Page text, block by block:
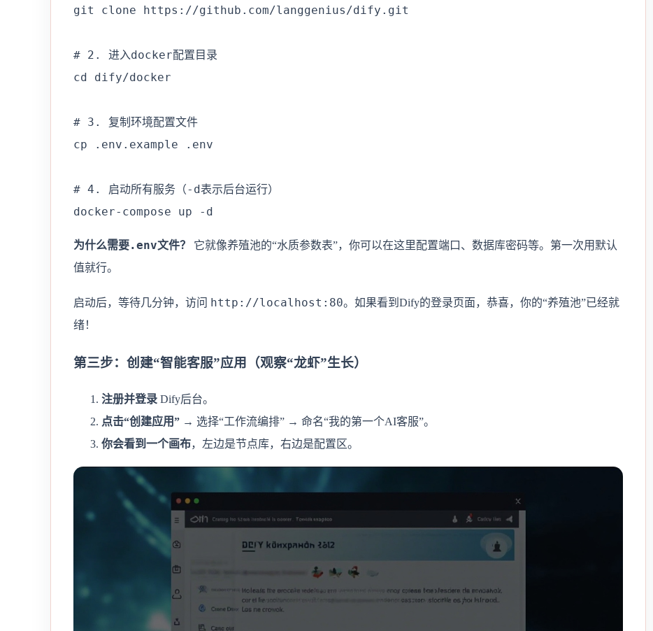
git clone https://github.com/langgenius/dify.git
# 2. 进入docker配置目录
cd dify/docker
# 3. 复制环境配置文件
cp .env.example .env
# 4. 启动所有服务（-d表示后台运行）
docker-compose up -d
为什么需要.env文件？
它就像养殖池的“水质参数表”，你可以在这里配置端口、数据库密码等。第一次用默认
值就行。
启动后，等待几分钟，访问 http://localhost:80。如果看到Dify的登录页面，恭喜，你的“养殖池”已经就
绪！
第三步：创建“智能客服”应用（观察“龙虾”生长）
注册并登录 Dify后台。
点击“创建应用” → 选择“工作流编排” → 命名“我的第一个AI客服”。
你会看到一个画布，左边是节点库，右边是配置区。